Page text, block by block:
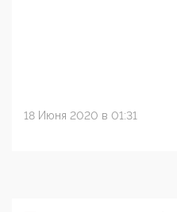
18 Июня 2020 в 01:31